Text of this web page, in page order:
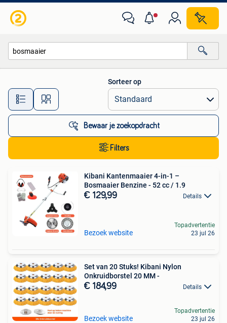
Alle afstanden…
Sorteer op
Bewaar je zoekopdracht
Filters
Kibani Kantenmaaier 4-in-1 –
Bosmaaier Benzine - 52 cc / 1.9
€ 129,99 Details
Bezoek website
Topadvertentie
23 jul 26
Set van 20 Stuks! Kibani Nylon
Onkruidborstel 20 MM -
€ 184,99 Details
Bezoek website
Topadvertentie
23 jul 26